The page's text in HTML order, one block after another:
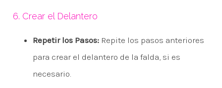
6. Crear el Delantero
Repetir los Pasos:Repite los pasos anteriores
para crear el delantero de la falda, si es
necesario.